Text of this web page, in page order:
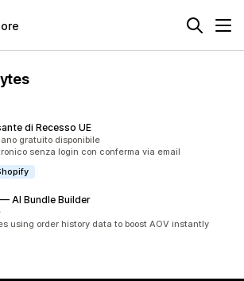
di Recesso UE
totaligratuito disponibile
senza login con conferma via email
AI Bundle Builder
using order history data to boost AOV instantly